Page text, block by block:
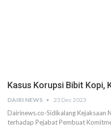
Kasus Korupsi Bibit Kopi,
DAIRI NEWS 23 Dec 2023
Dairinews.co-Sidikalang Kejaksaan
terhadap Pejabat Pembuat